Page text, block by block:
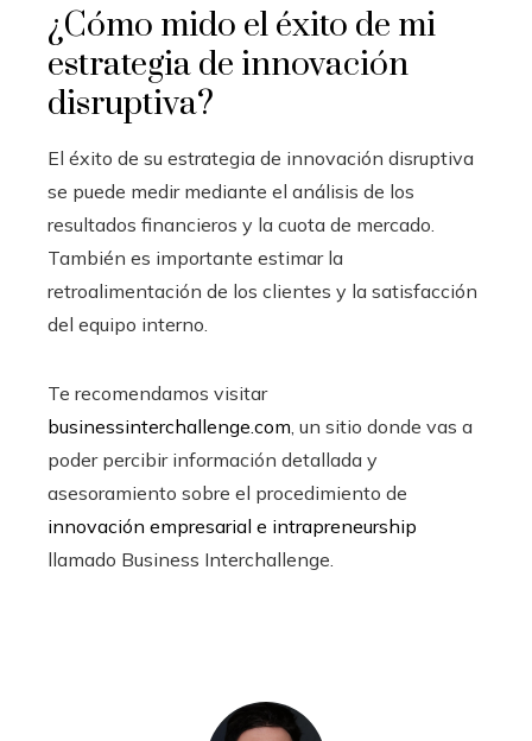
¿Cómo mido el éxito de mi
estrategia de innovación
disruptiva?
El éxito de su estrategia de innovación disruptiva
se puede medir mediante el análisis de los
resultados financieros y la cuota de mercado.
También es importante estimar la
retroalimentación de los clientes y la satisfacción
del equipo interno.
Te recomendamos visitar
businessinterchallenge.com , un sitio donde vas a
poder percibir información detallada y
asesoramiento sobre el procedimiento de
innovación empresarial e intrapreneurship
llamado Business Interchallenge.